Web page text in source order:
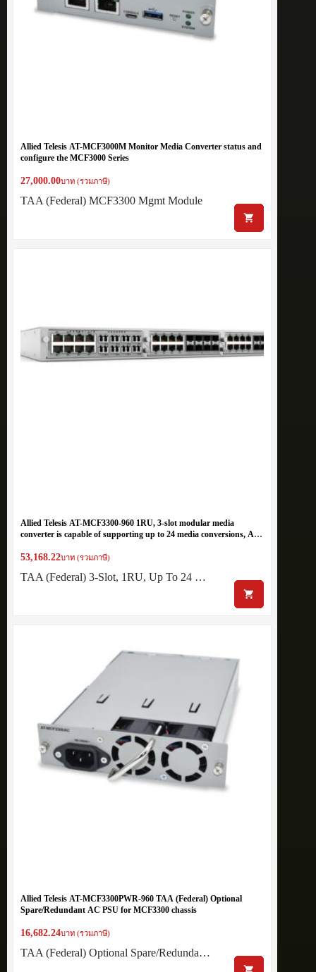
Allied Telesis AT-MCF3000M Monitor Media Converter status and
configure the MCF3000 Series
27,000.00บาท (รวมภาษี)
TAA (Federal) MCF3300 Mgmt Module
Allied Telesis AT-MCF3300-960 1RU, 3-slot modular media
converter is capable of supporting up to 24 media conversions, AC
53,168.22บาท (รวมภาษี)
TAA (Federal) 3-Slot, 1RU, Up To 24 …
Allied Telesis AT-MCF3300PWR-960 TAA (Federal) Optional
Spare/Redundant AC PSU for MCF3300 chassis
16,682.24บาท (รวมภาษี)
TAA (Federal) Optional Spare/Redunda…